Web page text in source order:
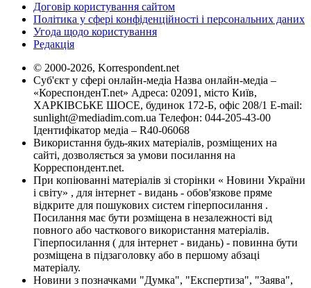
Договір користування сайтом
Політика у сфері конфіденційності і персональних даних
Угода щодо користування
Редакція
© 2000-2026, Korrespondent.net
Суб'єкт у сфері онлайн-медіа Назва онлайн-медіа –
«КореспонденТ.net» Адреса: 02091, місто Київ,
ХАРКІВСЬКЕ ШОСЕ, будинок 172-Б, офіс 208/1 E-mail:
sunlight@mediadim.com.ua Телефон: 044-205-43-00
Ідентифікатор медіа – R40-06068
Використання будь-яких матеріалів, розміщених на
сайті, дозволяється за умови посилання на
Корреспондент.net.
При копіюванні матеріалів зі сторінки « Новини України
і світу» , для інтернет - видань - обов'язкове пряме
відкрите для пошукових систем гіперпосилання .
Посилання має бути розміщена в незалежності від
повного або часткового використання матеріалів.
Гіперпосилання ( для інтернет - видань) - повинна бути
розміщена в підзаголовку або в першому абзаці
матеріалу.
Новини з позначками "Думка", "Експертиза", "Заява",